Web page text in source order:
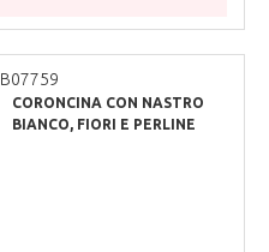
B07759
CORONCINA CON NASTRO
BIANCO, FIORI E PERLINE